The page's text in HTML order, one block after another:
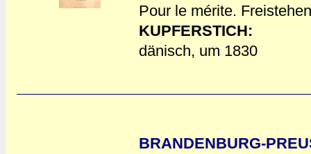
Pour le mérite.
KUPFERSTICH:
dänisch, um 1830
BRANDENBURG-